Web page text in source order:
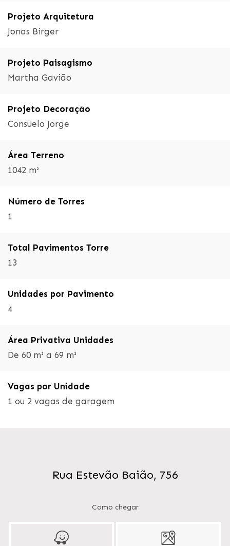
Projeto Arquitetura
Jonas Birger
Projeto Paisagismo
Martha Gavião
Projeto Decoração
Consuelo Jorge
Área Terreno
1042 m²
Número de Torres
1
Total Pavimentos Torre
13
Unidades por Pavimento
4
Área Privativa Unidades
De 60 m² a 69 m²
Vagas por Unidade
1 ou 2 vagas de garagem
Rua Estevão Baião, 756
Como chegar